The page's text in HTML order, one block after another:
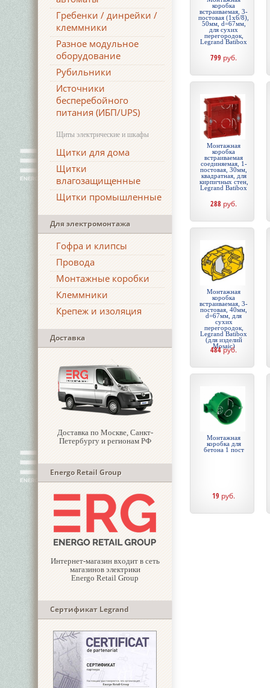
Гребенки / динрейки /
клеммники
Разное модульное
оборудование
Рубильники
Источники
бесперебойного
питания (ИБП/UPS)
Щиты электрические и шкафы
Щитки для дома
Щитки
влагозащищенные
Щитки промышленные
Для электромонтажа
Гофра и клипсы
Провода
Монтажные коробки
Клеммники
Крепеж и изоляция
Доставка
Доставка по Москве, Санкт-
Петербургу и регионам РФ
Energo Retail Group
Интернет-магазин входит в сеть
магазинов электрики
Energo Retail Group
Сертификат Legrand
коробка
встраиваемая, 3-
постовая (1х6/8),
50мм, d=67мм,
для сухих
перегородок,
Legrand Batibox
799 руб.
Монтажная
коробка
встраиваемая
соединяемая, 1-
постовая, 30мм,
квадратная, для
кирпичных стен,
Legrand Batibox
288 руб.
Монтажная
коробка
встраиваемая, 3-
постовая, 40мм,
d=67мм, для
сухих
перегородок,
Legrand Batibox
(для изделий
Mosaic)
484руб.
Монтажная
коробка для
бетона 1 пост
19 руб.